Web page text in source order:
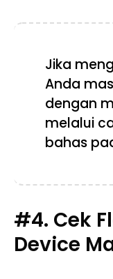
Jika
Anda
dengan
melalui
bahas
#4. Cek
Device